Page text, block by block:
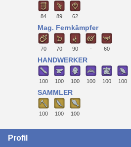
84 89 62
Mag. Fernkämpfer
70 70 90 - 60
HANDWERKER
100 100 100 100 100 100
SAMMLER
100 100 100
Profil